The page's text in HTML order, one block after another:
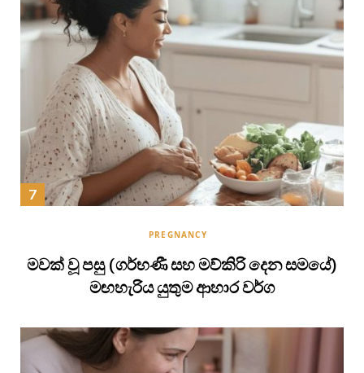
PREGNANCY
මවක් වූ පසු (ගර්භණී සහ මව්කිරි දෙන සමයේ)
මඟහැරිය යුතුම ආහාර වර්ග